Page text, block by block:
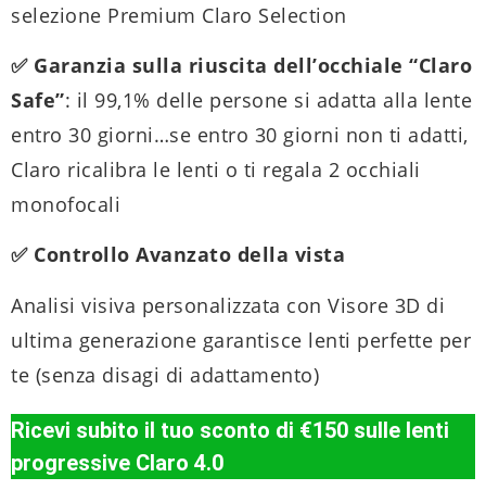
selezione Premium Claro Selection
✅ Garanzia sulla riuscita dell’occhiale “Claro
Safe”: il 99,1% delle persone si adatta alla lente
entro 30 giorni…se entro 30 giorni non ti adatti,
Claro ricalibra le lenti o ti regala 2 occhiali
monofocali
✅ Controllo Avanzato della vista
Analisi visiva personalizzata con Visore 3D di
ultima generazione garantisce lenti perfette per
te (senza disagi di adattamento)
Ricevi subito il tuo sconto di €150 sulle lenti
progressive Claro 4.0